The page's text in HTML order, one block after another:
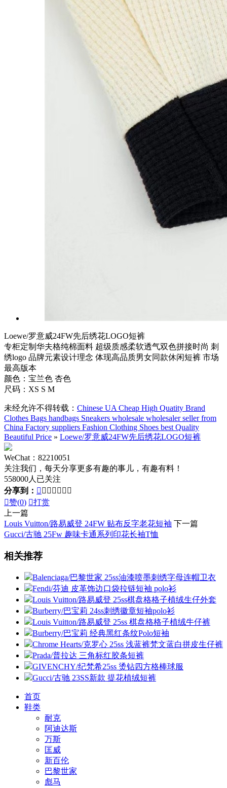
Loewe/罗意威24FW先后绣花LOGO短裤
专柜定制华夫格纯棉面料 超级质感柔软透气双色拼接时尚 刺
绣logo 品牌元素设计理念 体现高品质男女同款休闲短裤 市场
最高版本
颜色：宝兰色 杏色
尺码：XS S M
未经允许不得转载： Chinese UA Cheap High Quatity Brand
Clothes Bags handbags Sneakers wholesale wholesaler seller from
China Factory suppliers Fashion Clothing Shoes best Quality
Beautiful Price » Loewe/罗意威24FW先后绣花LOGO短裤
WeChat：82210051
关注我们，每天分享更多有趣的事儿，有趣有料！
558000人已关注
分享到：       
赞(0) 打赏
上一篇
Louis Vuitton/路易威登 24FW 贴布反字老花短袖 下一篇
Gucci/古驰 25Fw 趣味卡通系列印花长袖T恤
相关推荐
Balenciaga/巴黎世家 25ss油漆喷墨刺绣字母连帽卫衣
Fendi/芬迪 皮革饰边口袋拉链短袖 polo衫
Louis Vuitton/路易威登 25ss棋盘格格子植绒生仔外套
Burberry/巴宝莉 24ss刺绣徽章短袖polo衫
Louis Vuitton/路易威登 25ss 棋盘格格子植绒牛仔裤
Burberry/巴宝莉 经典黑红条纹Polo短袖
Chrome Hearts/克罗心 25ss 浅蓝裤梵文蓝白拼皮生仔裤
Prada/普拉达 三角标红胶条短裤
GIVENCHY/纪梵希25ss 烫钻四方格棒球服
Gucci/古驰 23SS新款 提花植绒短裤
首页
鞋类
耐克
阿迪达斯
万斯
匡威
新百伦
巴黎世家
彪马